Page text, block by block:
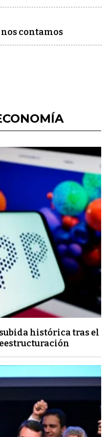
contamos
histórica tras el